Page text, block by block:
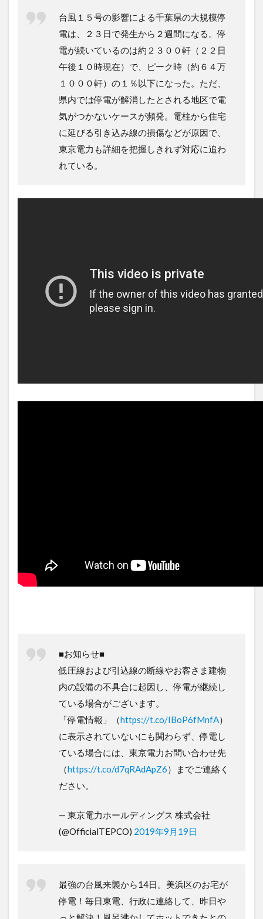
台風１５号の影響による千葉県の大規模停
電は、２３日で発生から２週間になる。停
電が続いているのは約２３００軒（２２日
午後１０時現在）で、ピーク時（約６４万
１０００軒）の１％以下になった。ただ、
県内では停電が解消したとされる地区で電
気がつかないケースが頻発。電柱から住宅
に延びる引き込み線の損傷などが原因で、
東京電力も詳細を把握しきれず対応に追わ
れている。
■お知らせ■
低圧線および引込線の断線やお客さま建物
内の設備の不具合に起因し、停電が継続し
ている場合がございます。
「停電情報」（https://t.co/IBoP6fMnfA）
に表示されていないにも関わらず、停電し
ている場合には、東京電力お問い合わせ先
（https://t.co/d7qRAdApZ6）までご連絡く
ださい。
— 東京電力ホールディングス 株式会社
(@OfficialTEPCO) 2019年9月19日
最強の台風来襲から14日。美浜区のお宅が
停電！毎日東電、行政に連絡して、昨日や